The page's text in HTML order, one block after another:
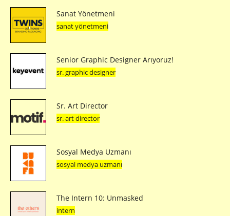
Sanat Yönetmeni
sanat yönetmeni
Senior Graphic Designer Arıyoruz!
sr. graphic designer
Sr. Art Director
sr. art director
Sosyal Medya Uzmanı
sosyal medya uzmanı
The Intern 10: Unmasked
intern